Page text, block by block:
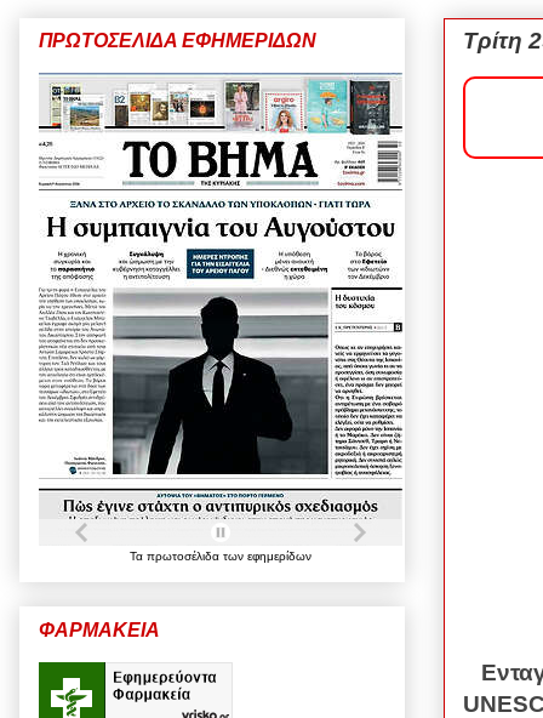
Τρίτη
ΠΡΩΤΟΣΕΛΙΔΑ ΕΦΗΜΕΡΙΔΩΝ
Τα πρωτοσέλιδα των εφημερίδων
ΦΑΡΜΑΚΕΙΑ